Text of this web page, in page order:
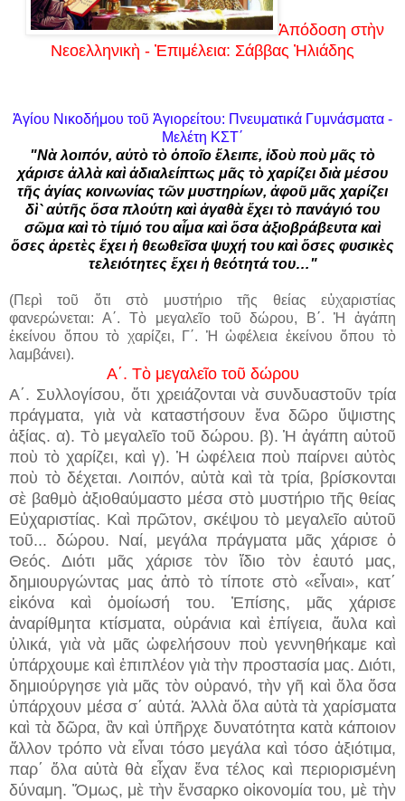
Ἀπόδοση στὴν
Νεοελληνικὴ - Ἐπιμέλεια: Σάββας Ἠλιάδης
Ἁγίου Νικοδήμου τοῦ Ἁγιορείτου: Πνευματικά Γυμνάσματα -
Μελέτη ΚΣΤ΄
"Νὰ λοιπόν, αὐτὸ τὸ ὁποῖο ἔλειπε, ἰδοὺ ποὺ μᾶς τὸ
χάρισε ἀλλὰ καὶ ἀδιαλείπτως μᾶς τὸ χαρίζει διὰ μέσου
τῆς ἁγίας κοινωνίας τῶν μυστηρίων, ἀφοῦ μᾶς χαρίζει
δὶ` αὐτῆς ὅσα πλούτη καὶ ἀγαθὰ ἔχει τὸ πανάγιό του
σῶμα καὶ τὸ τίμιό του αἷμα καὶ ὅσα ἀξιοβράβευτα καὶ
ὅσες ἀρετὲς ἔχει ἡ θεωθεῖσα ψυχή του καὶ ὅσες φυσικὲς
τελειότητες ἔχει ἡ θεότητά του…"
(Περὶ τοῦ ὅτι στὸ μυστήριο τῆς θείας εὐχαριστίας
φανερώνεται: Α΄. Τὸ μεγαλεῖο τοῦ δώρου, Β΄. Ἡ ἀγάπη
ἐκείνου ὅπου τὸ χαρίζει, Γ΄. Ἡ ὠφέλεια ἐκείνου ὅπου τὸ
λαμβάνει).
Α΄. Τὸ μεγαλεῖο τοῦ δώρου
Α΄. Συλλογίσου, ὅτι χρειάζονται νὰ συνδυαστοῦν τρία
πράγματα, γιὰ νὰ καταστήσουν ἕνα δῶρο ὕψιστης
ἀξίας. α). Τὸ μεγαλεῖο τοῦ δώρου. β). Ἡ ἀγάπη αὐτοῦ
ποὺ τὸ χαρίζει, καὶ γ). Ἡ ὠφέλεια ποὺ παίρνει αὐτὸς
ποὺ τὸ δέχεται. Λοιπόν, αὐτὰ καὶ τὰ τρία, βρίσκονται
σὲ βαθμὸ ἀξιοθαύμαστο μέσα στὸ μυστήριο τῆς θείας
Εὐχαριστίας. Καὶ πρῶτον, σκέψου τὸ μεγαλεῖο αὐτοῦ
τοῦ... δώρου. Ναί, μεγάλα πράγματα μᾶς χάρισε ὁ
Θεός. Διότι μᾶς χάρισε τὸν ἴδιο τὸν ἑαυτό μας,
δημιουργώντας μας ἀπὸ τὸ τίποτε στὸ «εἶναι», κατ΄
εἰκόνα καὶ ὁμοίωσή του. Ἐπίσης, μᾶς χάρισε
ἀναρίθμητα κτίσματα, οὐράνια καὶ ἐπίγεια, ἄυλα καὶ
ὑλικά, γιὰ νὰ μᾶς ὠφελήσουν ποὺ γεννηθήκαμε καὶ
ὑπάρχουμε καὶ ἐπιπλέον γιὰ τὴν προστασία μας. Διότι,
δημιούργησε γιὰ μᾶς τὸν οὐρανό, τὴν γῆ καὶ ὅλα ὅσα
ὑπάρχουν μέσα σ΄ αὐτά. Ἀλλὰ ὅλα αὐτὰ τὰ χαρίσματα
καὶ τὰ δῶρα, ἂν καὶ ὑπῆρχε δυνατότητα κατὰ κάποιον
ἄλλον τρόπο νὰ εἶναι τόσο μεγάλα καὶ τόσο ἀξιότιμα,
παρ΄ ὅλα αὐτὰ θὰ εἶχαν ἕνα τέλος καὶ περιορισμένη
δύναμη. Ὅμως, μὲ τὴν ἔνσαρκο οἰκονομία του, μὲ τὴν